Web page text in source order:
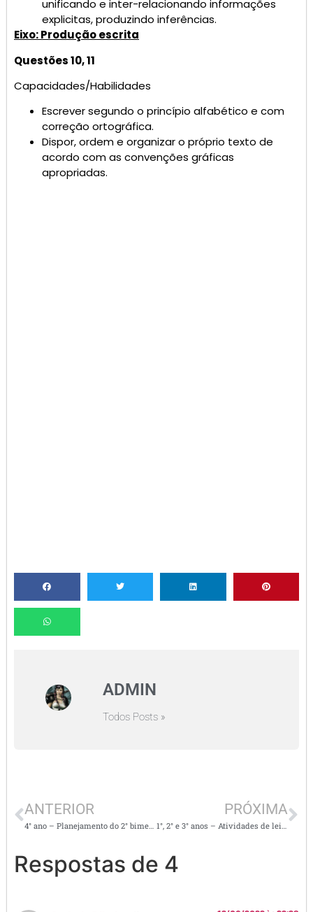
unificando e inter-relacionando informações
explicitas, produzindo inferências.
Eixo: Produção escrita
Questões 10, 11
Capacidades/Habilidades
Escrever segundo o princípio alfabético e com
correção ortográfica.
Dispor, ordem e organizar o próprio texto de
acordo com as convenções gráficas
apropriadas.
ADMIN
Todos Posts »
ANTERIOR
4° ano – Planejamento do 2° bimestre alinhado a BNCC –
PRÓXIMA
1°, 2° e 3° anos – Atividades de leitura, interpretação e produção de textos
Respostas de 4